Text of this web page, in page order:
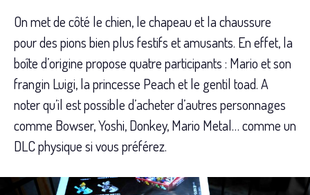
On met de côté le chien, le chapeau et la chaussure
pour des pions bien plus festifs et amusants. En effet, la
boîte d’origine propose quatre participants : Mario et son
frangin Luigi, la princesse Peach et le gentil toad. A
noter qu’il est possible d’acheter d’autres personnages
comme Bowser, Yoshi, Donkey, Mario Metal… comme un
DLC physique si vous préférez.